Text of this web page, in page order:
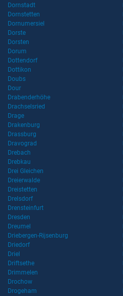
Dornstadt
Dornstetten
Dornumersiel
Dorste
Dorsten
Dorum
Dottendorf
Dottikon
Doubs
Dour
Drabenderhöhe
Drachselsried
Drage
Drakenburg
Drassburg
Dravograd
Drebach
Drebkau
Drei Gleichen
Dreierwalde
Dreistetten
Drelsdorf
Drensteinfurt
Dresden
Dreumel
Driebergen-Rijsenburg
Driedorf
Driel
Driftsethe
Drimmelen
Drochow
Drogeham